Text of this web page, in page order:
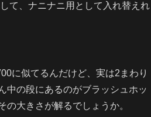
て、ナニナニ用として入れ替えれ
に似てるんだけど、実は2まわり
中の段にあるのがブラッシュホッ
の大きさが解るでしょうか。